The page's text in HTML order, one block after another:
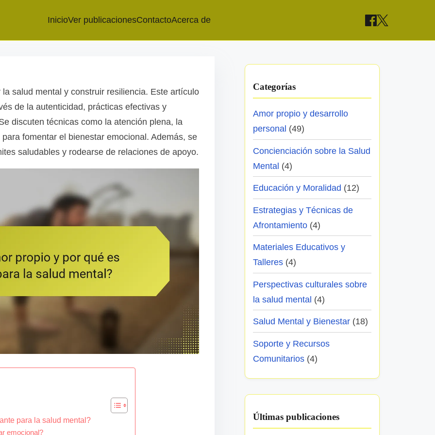
InicioVer publicacionesContactoAcerca de
salud mental y construir resiliencia. Este artículo
de la autenticidad, prácticas efectivas y
discuten técnicas como la atención plena, la
fomentar el bienestar emocional. Además, se
saludables y rodearse de relaciones de apoyo.
para la salud mental?
emocional?
Categorías
Amor propio y desarrollo
personal (49)
Concienciación sobre la Salud
Mental (4)
Educación y Moralidad (12)
Estrategias y Técnicas de
Afrontamiento (4)
Materiales Educativos y
Talleres (4)
Perspectivas culturales sobre
la salud mental (4)
Salud Mental y Bienestar (18)
Soporte y Recursos
Comunitarios (4)
Últimas publicaciones